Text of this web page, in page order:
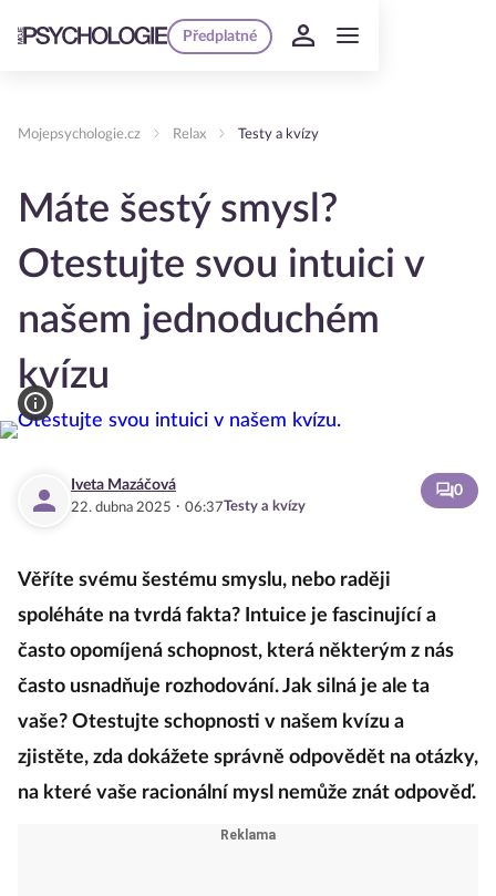
Předplatné
Mojepsychologie.cz Relax Testy a kvízy
Máte šestý smysl?
Otestujte svou intuici v
našem jednoduchém
kvízu
Iveta Mazáčová
22. dubna 2025 · 06:37Testy a kvízy
0
Věříte svému šestému smyslu, nebo raději
spoléháte na tvrdá fakta? Intuice je fascinující a
často opomíjená schopnost, která některým z nás
často usnadňuje rozhodování. Jak silná je ale ta
vaše? Otestujte schopnosti v našem kvízu a
zjistěte, zda dokážete správně odpovědět na otázky,
na které vaše racionální mysl nemůže znát odpověď.